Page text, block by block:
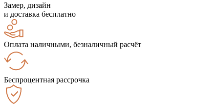
Замер, дизайн
и доставка бесплатно
Оплата наличными, безналичный расчёт
Беспроцентная рассрочка